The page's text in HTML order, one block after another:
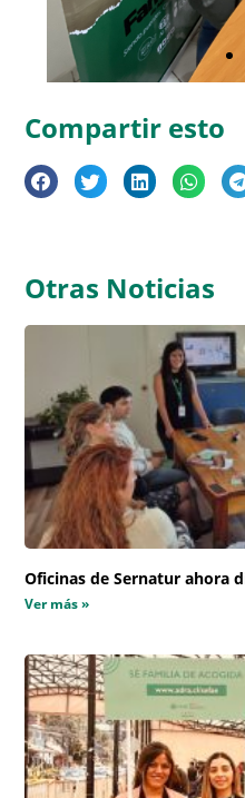
Compartir esto
Otras Noticias
Oficinas de Sernatur ahora
Ver más »